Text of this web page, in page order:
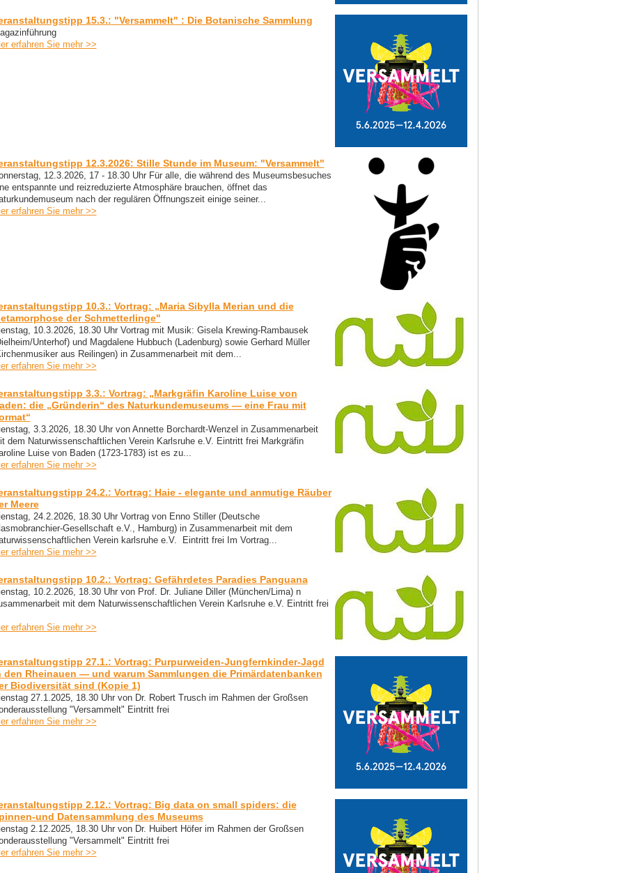
15.3.: "Versammelt" : Die Botanische Sammlung
erfahren Sie mehr >>
12.3.2026: Stille Stunde im Museum: "Versammelt"
12.3.2026, 17 - 18.30 Uhr Für alle, die während des Museumsbesuches
entspannte und reizreduzierte Atmosphäre brauchen, öffnet das
nach der regulären Öffnungszeit einige seiner...
erfahren Sie mehr >>
10.3.: Vortrag: „Maria Sibylla Merian und die
der Schmetterlinge"
10.3.2026, 18.30 Uhr Vortrag mit Musik: Gisela Krewing-Rambausek
Unterhof) und Magdalene Hubbuch (Ladenburg) sowie Gerhard Müller
aus Reilingen) in Zusammenarbeit mit dem...
erfahren Sie mehr >>
3.3.: Vortrag: „Markgräfin Karoline Luise von
die „Gründerin“ des Naturkundemuseums — eine Frau mit
3.3.2026, 18.30 Uhr von Annette Borchardt-Wenzel in Zusammenarbeit
dem Naturwissenschaftlichen Verein Karlsruhe e.V. Eintritt frei Markgräfin
Luise von Baden (1723-1783) ist es zu...
erfahren Sie mehr >>
24.2.: Vortrag: Haie - elegante und anmutige Räuber
Meere
24.2.2026, 18.30 Uhr Vortrag von Enno Stiller (Deutsche
Gesellschaft e.V., Hamburg) in Zusammenarbeit mit dem
Verein karlsruhe e.V. Eintritt frei Im Vortrag...
erfahren Sie mehr >>
10.2.: Vortrag: Gefährdetes Paradies Panguana
10.2.2026, 18.30 Uhr von Prof. Dr. Juliane Diller (München/Lima) n
mit dem Naturwissenschaftlichen Verein Karlsruhe e.V. Eintritt frei
erfahren Sie mehr >>
27.1.: Vortrag: Purpurweiden-Jungfernkinder-Jagd
den Rheinauen — und warum Sammlungen die Primärdatenbanken
Biodiversität sind (Kopie 1)
27.1.2025, 18.30 Uhr von Dr. Robert Trusch im Rahmen der Großsen
"Versammelt" Eintritt frei
erfahren Sie mehr >>
2.12.: Vortrag: Big data on small spiders: die
und Datensammlung des Museums
2.12.2025, 18.30 Uhr von Dr. Huibert Höfer im Rahmen der Großsen
"Versammelt" Eintritt frei
erfahren Sie mehr >>